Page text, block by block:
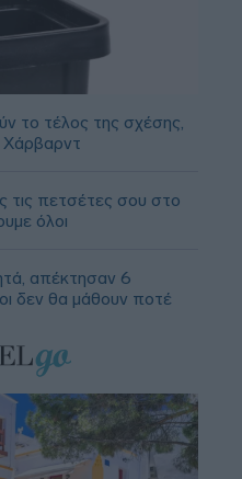
το τέλος της σχέσης,
τις πετσέτες σου στο
όλοι
απέκτησαν 6
δεν θα μάθουν ποτέ